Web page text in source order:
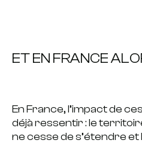
ET EN FRANCE
En France, l’impact de
déjà ressentir : le
ne cesse de s’étendre